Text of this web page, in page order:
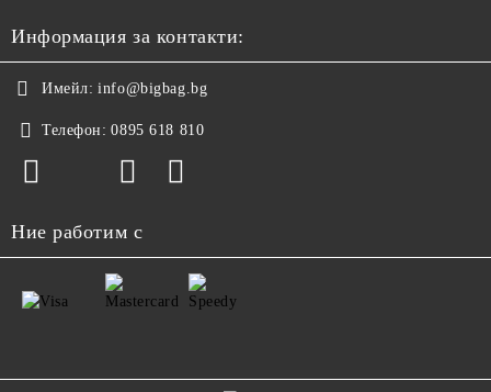
Информация за контакти:
Имейл: info@bigbag.bg
Телефон: 0895 618 810
Ние работим с